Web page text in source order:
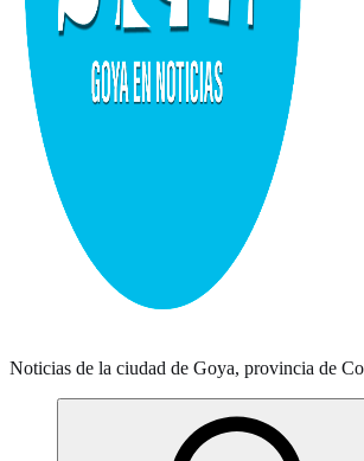
Noticias de la ciudad de Goya, provincia de